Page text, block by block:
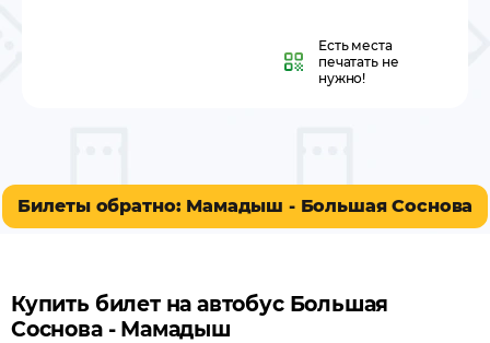
Есть места
печатать не
нужно!
Билеты обратно: Мамадыш - Большая Соснова
Купить билет на автобус Большая
Соснова - Мамадыш